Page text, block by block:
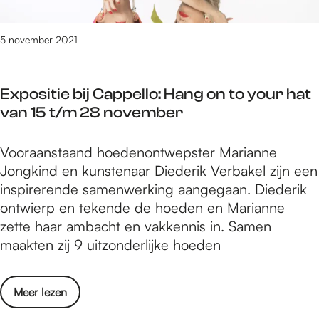
'
e
r
s
e
x
p
o
a
t
o
m
r
n
i
e
e
r
t
'
K
r
s
Expositie bij Cappello: Hang on to your hat
van 15 t/m 28 november
5 november 2021
E
x
p
o
s
i
i
e
Vooraanstaand hoedenontwepster Marianne
Jongkind en kunstenaar Diederik Verbakel zijn een
inspirerende samenwerking aangegaan. Diederik
ontwierp en tekende de hoeden en Marianne
zette haar ambacht en vakkennis in. Samen
maakten zij 9 uitzonderlijke hoeden
Meer lezen
o
v